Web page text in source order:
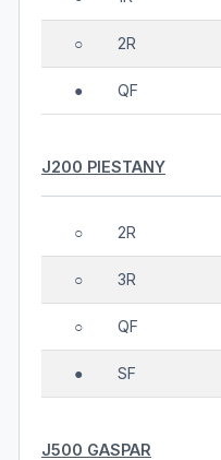
○ 2R
● QF
J200 PIESTANY
○ 2R
○ 3R
○ QF
● SF
J500 GASPAR